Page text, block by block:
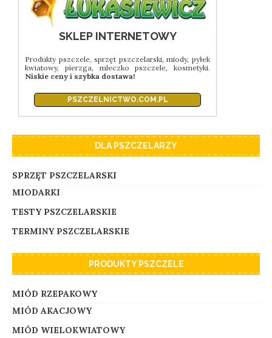
SKLEP INTERNETOWY
Produkty pszczele, sprzęt pszczelarski, miody, pyłek
kwiatowy, pierzga, mleczko pszczele, kosmetyki.
Niskie ceny i szybka dostawa!
PSZCZELNICTWO.COM.PL
DLA PSZCZELARZY
SPRZĘT PSZCZELARSKI
MIODARKI
TESTY PSZCZELARSKIE
TERMINY PSZCZELARSKIE
PRODUKTY PSZCZELE
MIÓD RZEPAKOWY
MIÓD AKACJOWY
MIÓD WIELOKWIATOWY